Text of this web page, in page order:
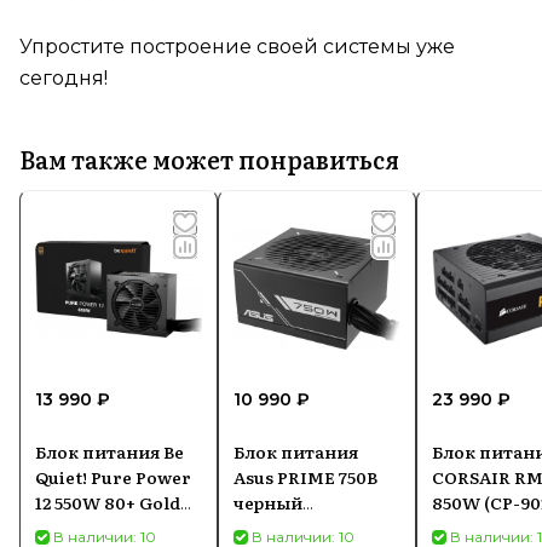
Упростите построение своей системы уже
сегодня!
Вам также может понравиться
13 990 ₽
Блок питания Be
Quiet! Pure Power
12 550W 80+ Gold
ATX 3.1
В наличии: 10
10 990 ₽
Блок питания
Asus PRIME 750B
черный
(90YE00Y0B0NA00)
В наличии: 10
23 990 ₽
Блок
CORSAIR
850W (CP-
EU)В наличии: